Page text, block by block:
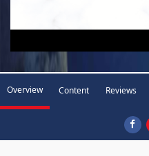
Overview Content Reviews